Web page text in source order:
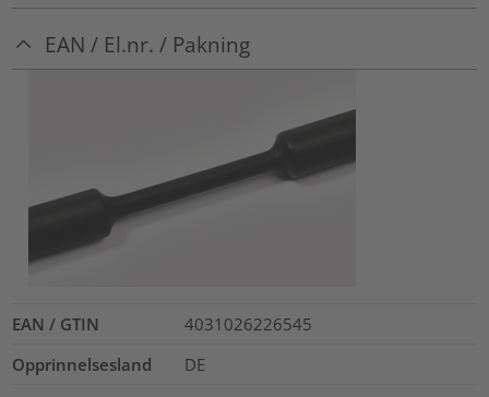
EAN / El.nr. / Pakning
EAN / GTIN
4031026226545
Opprinnelsesland
DE